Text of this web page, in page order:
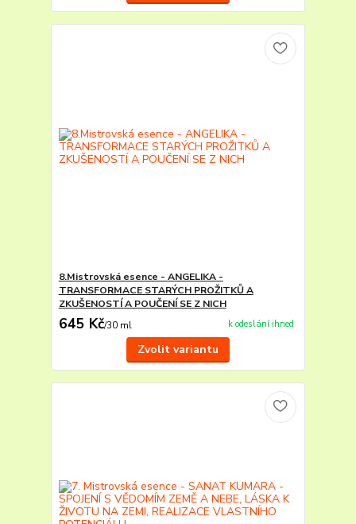
8.Mistrovská esence - ANGELIKA -
TRANSFORMACE STARÝCH PROŽITKŮ A
ZKUŠENOSTÍ A POUČENÍ SE Z NICH
645 Kč/30 ml k odeslání ihned
Zvolit variantu